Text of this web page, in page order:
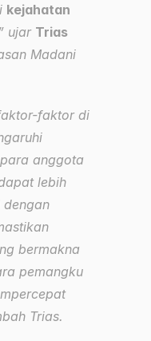
kejahatan
ujar Trias
Madani
faktor di
anggota
lebih
bermakna
pemangku
Trias.